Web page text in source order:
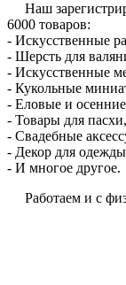
Наш
6000 товаров:
- Искусственные
- Шерсть для
- Искусственные
- Кукольные
- Еловые и
- Товары для пасхи,
- Свадебные
- Декор для
- И многое другое.
Работаем и с